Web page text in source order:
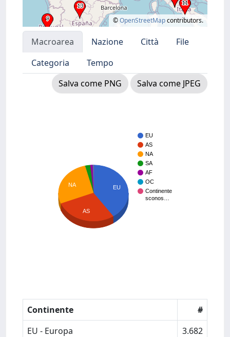
©OpenStreetMapcontributors.
Macroarea Nazione Città
File
Categoria
Tempo
Salva come PNG
Salva come JPEG
EU
AS
NA
SA
AF
OC
Continente
sconos…
EU
NA
AS
Continente
#
EU - Europa
3.682